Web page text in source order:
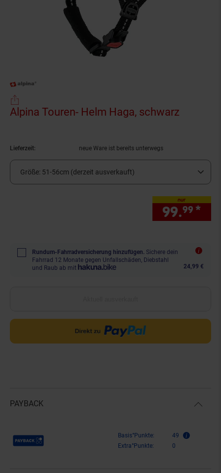
Alpina Touren- Helm Haga, schwarz
Lieferzeit: neue Ware ist bereits unterwegs
Größe: 51-56cm (derzeit ausverkauft)
nur
99.99 *
Rundum-Fahrradversicherung hinzufügen. Sichere dein
Fahrrad 12 Monate gegen Unfallschäden, Diebstahl
und Raub ab mit
24,99 €
PAYBACK
Payback Punkte Basis°Punkte:
49
Extra°Punkte:
0